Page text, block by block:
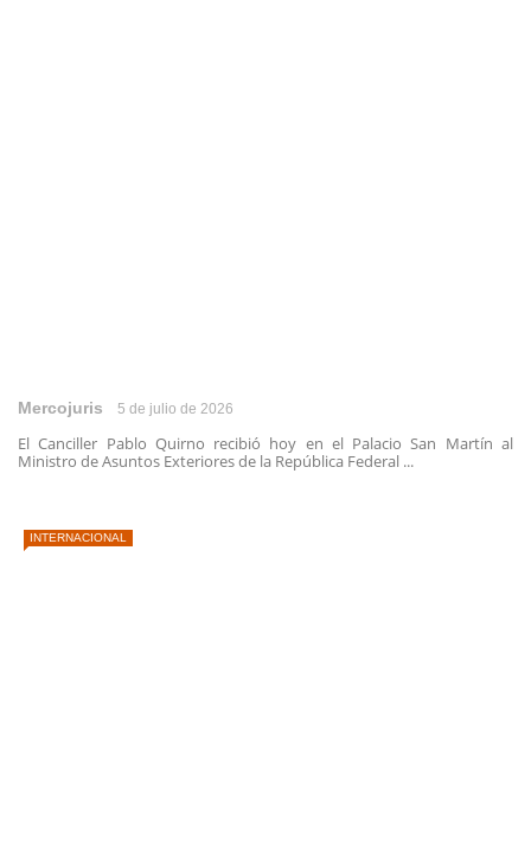
Mercojuris 5 de julio de 2026
El Canciller Pablo Quirno recibió hoy en el Palacio San Martín al
Ministro de Asuntos Exteriores de la República Federal ...
INTERNACIONAL